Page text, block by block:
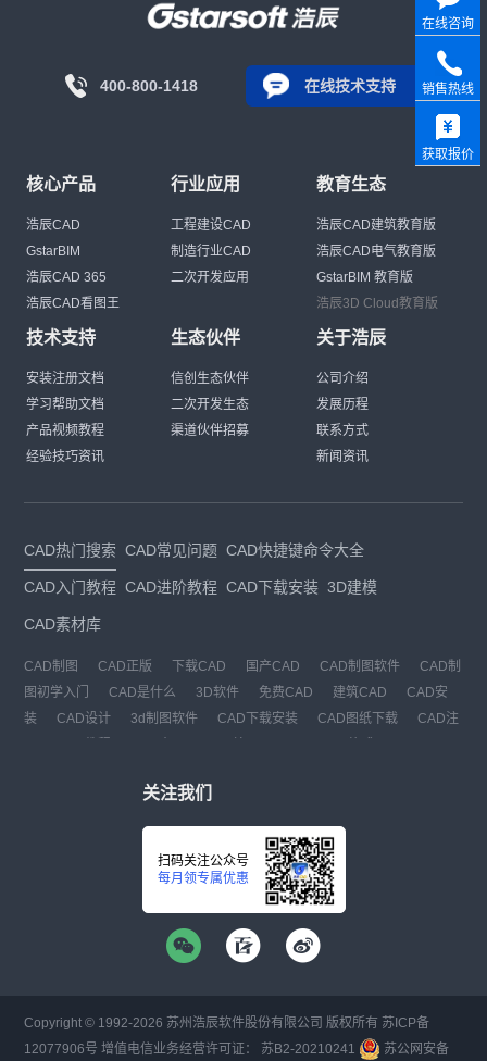
400-800-1418 在线技术支持
核心产品
浩辰CAD
GstarBIM
浩辰CAD 365
浩辰CAD看图王
行业应用
工程建设CAD
制造行业CAD
二次开发应用
教育生态
浩辰CAD建筑教育版
浩辰CAD电气教育版
GstarBIM 教育版
浩辰3D Cloud教育版
技术支持
安装注册文档
学习帮助文档
产品视频教程
经验技巧资讯
生态伙伴
信创生态伙伴
二次开发生态
渠道伙伴招募
关于浩辰
公司介绍
发展历程
联系方式
新闻资讯
CAD热门搜索 CAD常见问题 CAD快捷键命令大全
CAD入门教程 CAD进阶教程 CAD下载安装 3D建模
CAD素材库
CAD制图 CAD正版 下载CAD 国产CAD CAD制图软件
CAD制
图初学入门
CAD是什么 3D软件 免费CAD 建筑CAD
CAD安
装
CAD设计 3d制图软件 CAD下载安装 CAD图纸下载
CAD注
关注我们
扫码关注公众号
每月领专属优惠
Copyright © 1992-2026 苏州浩辰软件股份有限公司 版权所有 苏ICP备
12077906号 增值电信业务经营许可证： 苏B2-20210241 苏公网安备
在线咨询
销售热线
获取报价